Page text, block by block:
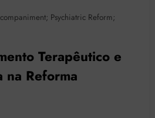
Psychiatric Reform;
Terapêutico e
na Reforma